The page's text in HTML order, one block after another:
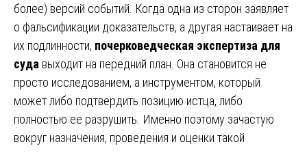
более) версий событий. Когда одна из сторон заявляет
о фальсификации доказательств, а другая настаивает на
их подлинности, почерковедческая экспертиза для
суда выходит на передний план. Она становится не
просто исследованием, а инструментом, который
может либо подтвердить позицию истца, либо
полностью ее разрушить. Именно поэтому зачастую
вокруг назначения, проведения и оценки такой